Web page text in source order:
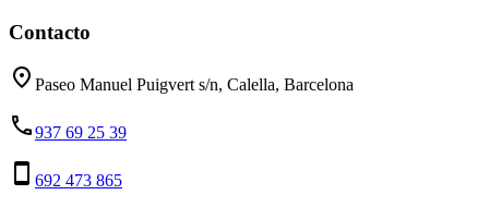
Contacto
place Paseo Manuel Puigvert s/n, Calella, Barcelona
phone937 69 25 39
smartphone 692 473 865